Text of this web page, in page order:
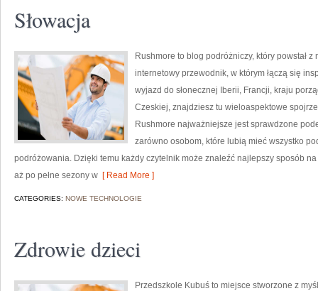
Słowacja
Rushmore to blog podróżniczy, który powstał
internetowy przewodnik, w którym łączą się
wyjazd do słonecznej Iberii, Francji, kraju
Czeskiej, znajdziesz tu wieloaspektowe
Rushmore najważniejsze jest sprawdzone
zarówno osobom, które lubią mieć wszystko
podróżowania. Dzięki temu każdy czytelnik może znaleźć najlepszy sposób
aż po pełne sezony w [ Read More ]
CATEGORIES: NOWE TECHNOLOGIE
Zdrowie dzieci
Przedszkole Kubuś to miejsce stworzone z